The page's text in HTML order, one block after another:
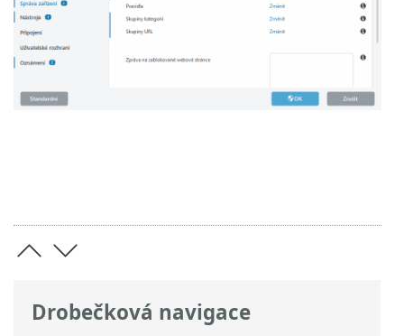
Drobečková navigace